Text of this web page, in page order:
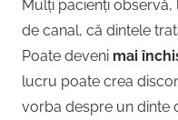
+40754463365
Mulți pacienți
de canal, că dintele
Poate deveni mai
lucru poate crea
vorba despre un dinte